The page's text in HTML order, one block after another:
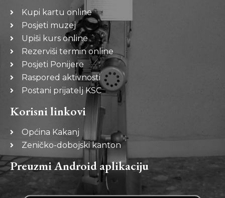
Kupi kartu online
Posjeti muzej
Upiši kurs online
Rezerviši termin online
Posjeti Ponijere
Raspored aktivnosti
Postani prijatelj KSC
Korisni linkovi
Općina Kakanj
Zeničko-dobojski kanton
Preuzmi Android aplikaciju